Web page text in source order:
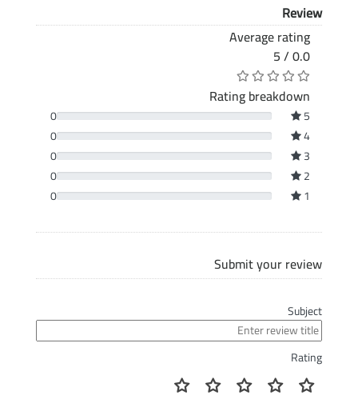
Review
Average rating
0.0 / 5
Rating breakdown
5
0
4
0
3
0
2
0
1
0
Submit your review
Subject
Rating